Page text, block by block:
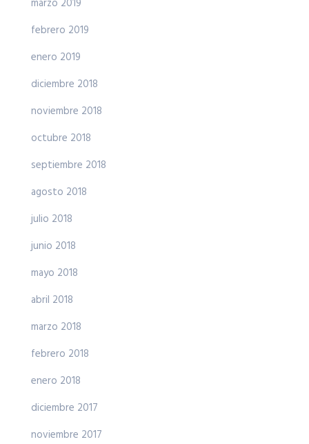
febrero 2019
enero 2019
diciembre 2018
noviembre 2018
octubre 2018
septiembre 2018
agosto 2018
julio 2018
junio 2018
mayo 2018
abril 2018
marzo 2018
febrero 2018
enero 2018
diciembre 2017
noviembre 2017